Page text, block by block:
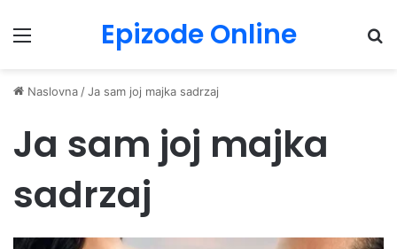
Menu Epizode Online
Naslovna /Ja sam joj majka sadrzaj
Ja sam joj majka
sadrzaj